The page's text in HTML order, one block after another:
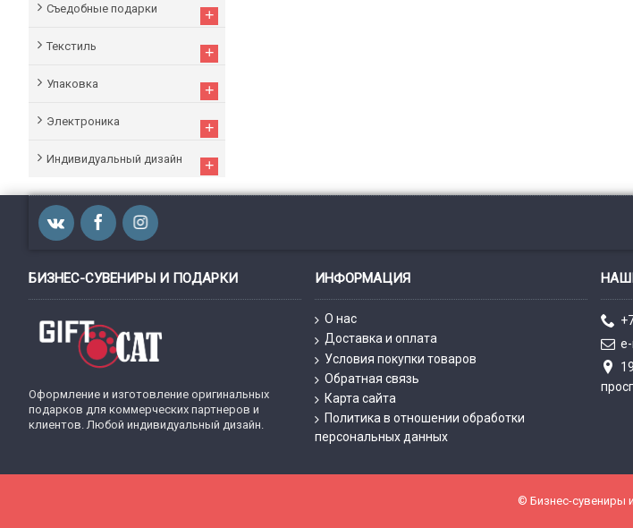
Съедобные подарки +
Текстиль +
Упаковка +
Электроника +
Индивидуальный дизайн +
БИЗНЕС-СУВЕНИРЫ И ПОДАРКИ
Оформление и изготовление оригинальных
подарков для коммерческих партнеров и
клиентов. Любой индивидуальный дизайн.
ИНФОРМАЦИЯ
О нас
Доставка и оплата
Условия покупки товаров
Обратная связь
Карта сайта
Политика в отношении обработки
персональных данных
© Бизнес-сувениры